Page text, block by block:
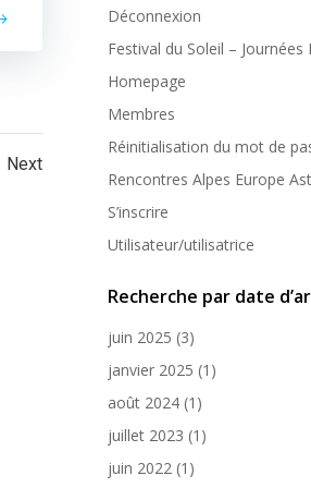
Posts
navigation
Next
Déconnexion
Festival du Soleil – Journées
Homepage
Membres
Réinitialisation du mot de
Rencontres Alpes Europe
S’inscrire
Utilisateur/utilisatrice
Recherche par date
juin 2025 (3)
janvier 2025 (1)
août 2024 (1)
juillet 2023 (1)
juin 2022 (1)